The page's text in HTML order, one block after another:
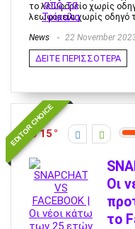
το λεωφορείο χωρίς
λεωφορεία χωρίς οδηγό
News 22 November
ΔΕΙΤΕ ΠΕΡΙΣΣΟΤΕΡΑ
EDITOR CHOICE
15
Οι
το